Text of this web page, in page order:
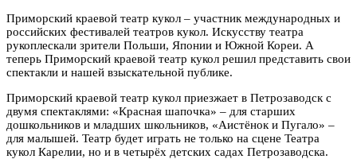
Приморский краевой театр кукол – участник международных и
российских фестивалей театров кукол. Искусству театра
рукоплескали зрители Польши, Японии и Южной Кореи. А
теперь Приморский краевой театр кукол решил представить свои
спектакли и нашей взыскательной публике.
Приморский краевой театр кукол приезжает в Петрозаводск с
двумя спектаклями: «Красная шапочка» – для старших
дошкольников и младших школьников, «Аистёнок и Пугало» –
для малышей. Театр будет играть не только на сцене Театра
кукол Карелии, но и в четырёх детских садах Петрозаводска.